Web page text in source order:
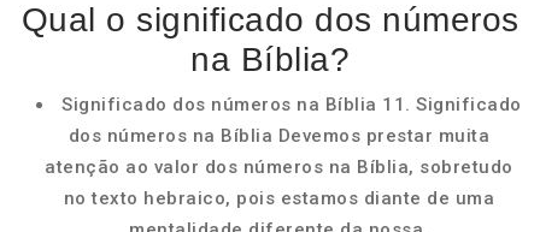
Qual o significado dos números
na Bíblia?
Significado dos números na Bíblia 11. Significado
dos números na Bíblia Devemos prestar muita
atenção ao valor dos números na Bíblia, sobretudo
no texto hebraico, pois estamos diante de uma